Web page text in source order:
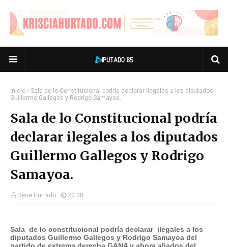
Inicio
Sala de lo Constitucional podría declarar ilegales a los diputados
Guillermo Gallegos y Rodrigo Samayoa.
Sala de lo Constitucional podría
declarar ilegales a los diputados
Guillermo Gallegos y Rodrigo
Samayoa.
Rene Hurtado 20:08
Sala de lo constitucional podría declarar ilegales a los
diputados Guillermo Gallegos y Rodrigo Samayoa del